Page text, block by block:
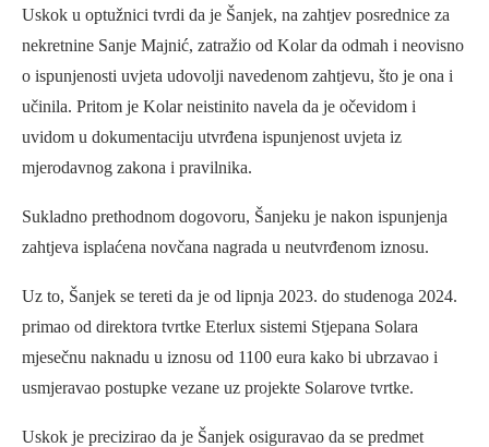
Uskok u optužnici tvrdi da je Šanjek, na zahtjev posrednice za
nekretnine Sanje Majnić, zatražio od Kolar da odmah i neovisno
o ispunjenosti uvjeta udovolji navedenom zahtjevu, što je ona i
učinila. Pritom je Kolar neistinito navela da je očevidom i
uvidom u dokumentaciju utvrđena ispunjenost uvjeta iz
mjerodavnog zakona i pravilnika.
Sukladno prethodnom dogovoru, Šanjeku je nakon ispunjenja
zahtjeva isplaćena novčana nagrada u neutvrđenom iznosu.
Uz to, Šanjek se tereti da je od lipnja 2023. do studenoga 2024.
primao od direktora tvrtke Eterlux sistemi Stjepana Solara
mjesečnu naknadu u iznosu od 1100 eura kako bi ubrzavao i
usmjeravao postupke vezane uz projekte Solarove tvrtke.
Uskok je precizirao da je Šanjek osiguravao da se predmet